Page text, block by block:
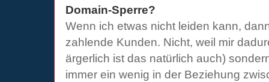
Domain-Sperre?
Wenn ich etwas nicht leiden kann,
zahlende Kunden. Nicht, weil mir
ärgerlich ist das natürlich auch)
immer ein wenig in der Beziehung